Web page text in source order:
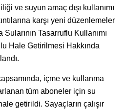
ve suyun amaç dışı kullanımı
karşı yeni düzenlemeler
Tasarruflu Kullanımı
Hale Getirilmesi Hakkında
içme ve kullanma
tüm aboneler için su
getirildi. Sayaçların çalışır